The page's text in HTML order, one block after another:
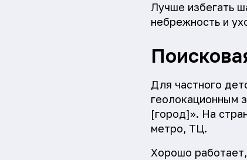
Лучше избегать
небрежность и
Для частного
геолокационным
[город]». На
метро, ТЦ.
Хорошо